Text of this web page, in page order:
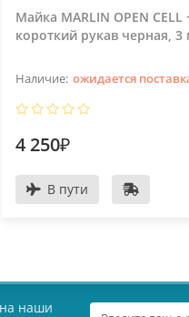
Майка MARLIN OPEN CELL
короткий рукав черная,
ожидается
4 250₽
В пути
наши